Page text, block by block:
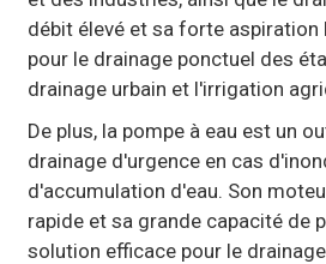
débit élevé et sa forte aspiration
pour le drainage ponctuel des
drainage urbain et l'irrigation
De plus, la pompe à eau est un
drainage d'urgence en cas
d'accumulation d'eau. Son
rapide et sa grande capacité de
solution efficace pour le